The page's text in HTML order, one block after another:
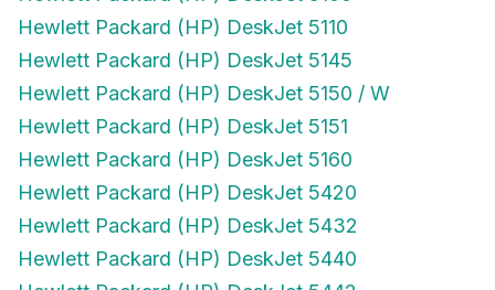
Hewlett Packard (HP) DeskJet 5110
Hewlett Packard (HP) DeskJet 5145
Hewlett Packard (HP) DeskJet 5150 / W
Hewlett Packard (HP) DeskJet 5151
Hewlett Packard (HP) DeskJet 5160
Hewlett Packard (HP) DeskJet 5420
Hewlett Packard (HP) DeskJet 5432
Hewlett Packard (HP) DeskJet 5440
Hewlett Packard (HP) DeskJet 5442